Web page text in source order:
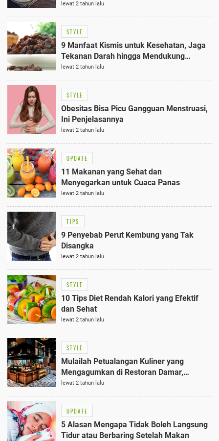
lewat 2 tahun lalu
STYLE
9 Manfaat Kismis untuk Kesehatan, Jaga
Tekanan Darah hingga Mendukung
Kesehatan Tulang
lewat 2 tahun lalu
STYLE
Obesitas Bisa Picu Gangguan Menstruasi,
Ini Penjelasannya
lewat 2 tahun lalu
UPDATE
11 Makanan yang Sehat dan
Menyegarkan untuk Cuaca Panas
lewat 2 tahun lalu
TIPS
9 Penyebab Perut Kembung yang Tak
Disangka
lewat 2 tahun lalu
STYLE
10 Tips Diet Rendah Kalori yang Efektif
dan Sehat
lewat 2 tahun lalu
STYLE
Mulailah Petualangan Kuliner yang
Mengagumkan di Restoran Damar,
Pullman Ciawi Vimala Hills
lewat 2 tahun lalu
UPDATE
5 Alasan Mengapa Tidak Boleh Langsung
Tidur atau Berbaring Setelah Makan